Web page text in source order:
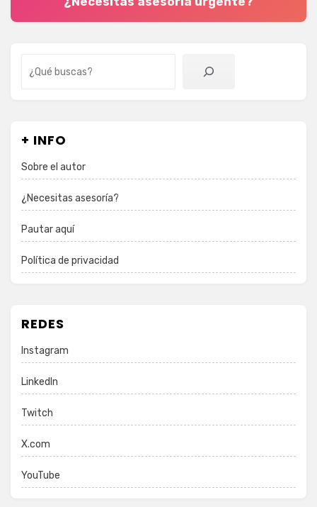
+ INFO
Sobre el autor
¿Necesitas asesoría?
Pautar aquí
Política de privacidad
REDES
Instagram
LinkedIn
Twitch
X.com
YouTube